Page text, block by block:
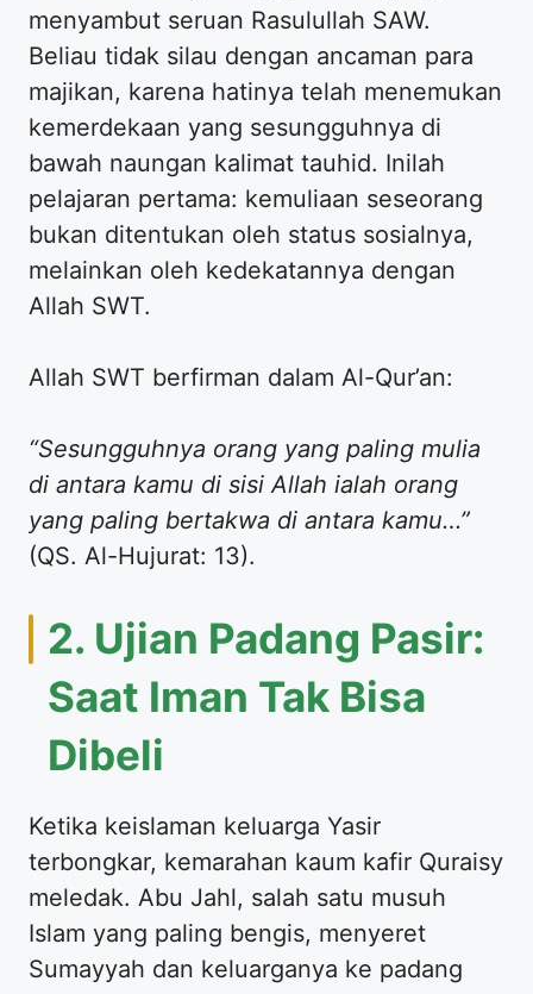
menyambut seruan Rasulullah SAW.
Beliau tidak silau dengan ancaman para
majikan, karena hatinya telah menemukan
kemerdekaan yang sesungguhnya di
bawah naungan kalimat tauhid. Inilah
pelajaran pertama: kemuliaan seseorang
bukan ditentukan oleh status sosialnya,
melainkan oleh kedekatannya dengan
Allah SWT.
​Allah SWT berfirman dalam Al-Qur’an:
“Sesungguhnya orang yang paling mulia
di antara kamu di sisi Allah ialah orang
yang paling bertakwa di antara kamu…”
(QS. Al-Hujurat: 13).
​2. Ujian Padang Pasir:
Saat Iman Tak Bisa
Dibeli
​Ketika keislaman keluarga Yasir
terbongkar, kemarahan kaum kafir Quraisy
meledak. Abu Jahl, salah satu musuh
Islam yang paling bengis, menyeret
Sumayyah dan keluarganya ke padang